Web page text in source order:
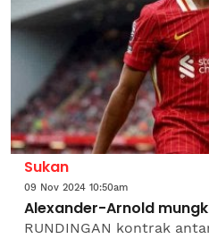
Sukan
09 Nov 2024 10:50am
Alexander-Arnold
RUNDINGAN kontrak